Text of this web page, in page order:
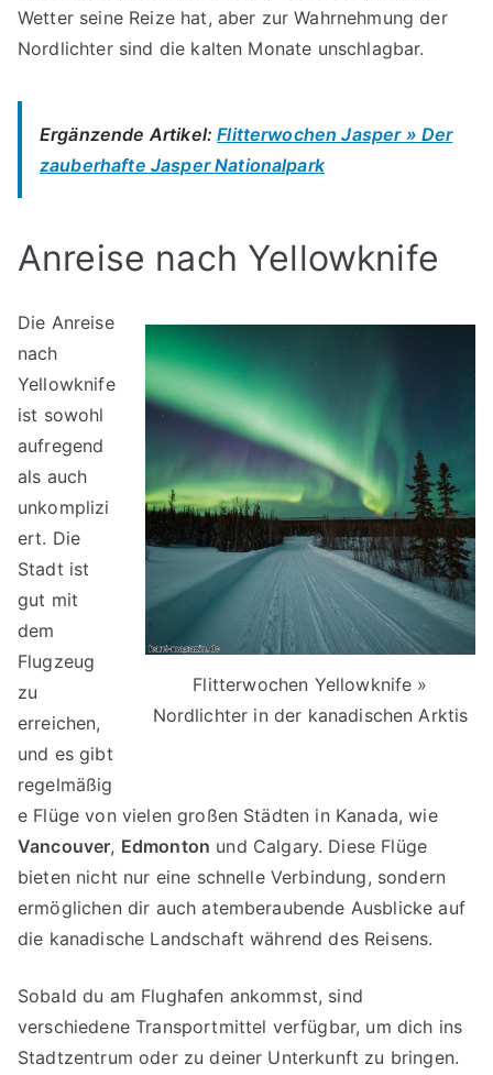
Wetter seine Reize hat, aber zur Wahrnehmung der
Nordlichter sind die kalten Monate unschlagbar.
Ergänzende Artikel:Flitterwochen Jasper » Der
zauberhafte Jasper Nationalpark
Anreise nach Yellowknife
Flitterwochen Yellowknife »
Nordlichter in der kanadischen Arktis
Die Anreise
nach
Yellowknife
ist sowohl
aufregend
als auch
unkomplizi
ert. Die
Stadt ist
gut mit
dem
Flugzeug
zu
erreichen,
und es gibt
regelmäßig
e Flüge von vielen großen Städten in Kanada, wie
Vancouver, Edmonton und Calgary. Diese Flüge
bieten nicht nur eine schnelle Verbindung, sondern
ermöglichen dir auch atemberaubende Ausblicke auf
die kanadische Landschaft während des Reisens.
Sobald du am Flughafen ankommst, sind
verschiedene Transportmittel verfügbar, um dich ins
Stadtzentrum oder zu deiner Unterkunft zu bringen.